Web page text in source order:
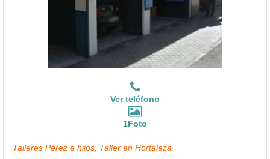
Ver teléfono
1Foto
Talleres Pérez e hijos, Taller en Hortaleza